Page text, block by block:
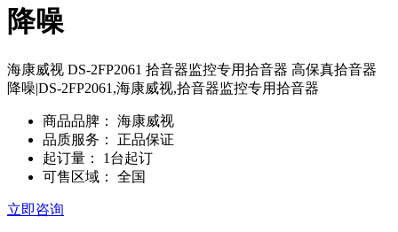
降噪
海康威视 DS-2FP2061 拾音器监控专用拾音器 高保真拾音器
降噪|DS-2FP2061,海康威视,拾音器监控专用拾音器
商品品脾：
海康威视
品质服务：
正品保证
起订量：
1台起订
可售区域：
全国
立即咨询